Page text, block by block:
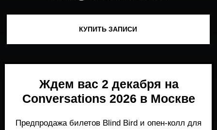
ПОДПИСАТЬСЯ НА НОВОСТИ